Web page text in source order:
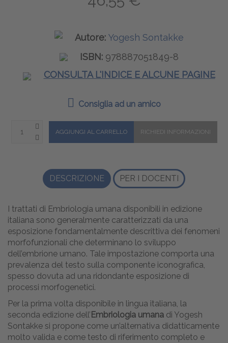
Autore: Yogesh Sontakke
ISBN: 978887051849-8
CONSULTA L'INDICE E ALCUNE PAGINE
Consiglia ad un amico
DESCRIZIONE PER I DOCENTI
I trattati di Embriologia umana disponibili in edizione
italiana sono generalmente caratterizzati da una
esposizione fondamentalmente descrittiva dei fenomeni
morfofunzionali che determinano lo sviluppo
dell’embrione umano. Tale impostazione comporta una
prevalenza del testo sulla componente iconografica,
spesso dovuta ad una ridondante esposizione di
processi morfogenetici.
Per la prima volta disponibile in lingua italiana, la
seconda edizione dell’ Embriologia umana di Yogesh
Sontakke si propone come un’alternativa didatticamente
molto valida e come testo di riferimento completo e